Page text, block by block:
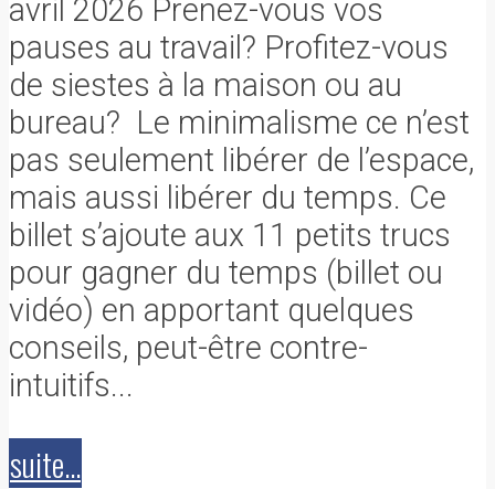
avril 2026 Prenez-vous vos
pauses au travail? Profitez-vous
de siestes à la maison ou au
bureau? Le minimalisme ce n’est
pas seulement libérer de l’espace,
mais aussi libérer du temps. Ce
billet s’ajoute aux 11 petits trucs
pour gagner du temps (billet ou
vidéo) en apportant quelques
conseils, peut-être contre-
intuitifs...
suite...